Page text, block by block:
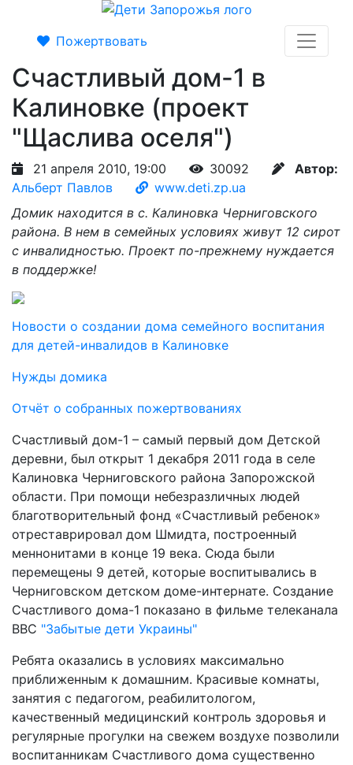
Пожертвовать
Счастливый дом-1 в
Калиновке (проект
"Щаслива оселя")
21 апреля 2010, 19:00 30092
Автор:
Альберт Павлов
www.deti.zp.ua
Домик находится в с. Калиновка Черниговского
района. В нем в семейных условиях живут 12 сирот
с инвалидностью. Проект по-прежнему нуждается
в поддержке!
Новости о создании дома семейного воспитания
для детей-инвалидов в Калиновке
Нужды домика
Отчёт о собранных пожертвованиях
Счастливый дом-1 – самый первый дом Детской
деревни, был открыт 1 декабря 2011 года в селе
Калиновка Черниговского района Запорожской
области. При помощи небезразличных людей
благотворительный фонд «Счастливый ребенок»
отреставрировал дом Шмидта, построенный
меннонитами в конце 19 века. Сюда были
перемещены 9 детей, которые воспитывались в
Черниговском детском доме-интернате. Создание
Счастливого дома-1 показано в фильме телеканала
BBC "Забытые дети Украины"
Ребята оказались в условиях максимально
приближенным к домашним. Красивые комнаты,
занятия с педагогом, реабилитологом,
качественный медицинский контроль здоровья и
регулярные прогулки на свежем воздухе позволили
воспитанникам Счастливого дома существенно